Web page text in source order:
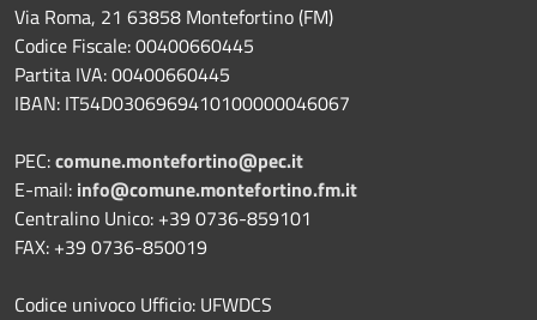
Via Roma, 21 63858 Montefortino (FM)
Codice Fiscale: 00400660445
Partita IVA: 00400660445
IBAN: IT54D0306969410100000046067
PEC:comune.montefortino@pec.it
E-mail: info@comune.montefortino.fm.it
Centralino Unico: +39 0736-859101
FAX: +39 0736-850019
Codice univoco Ufficio: UFWDCS